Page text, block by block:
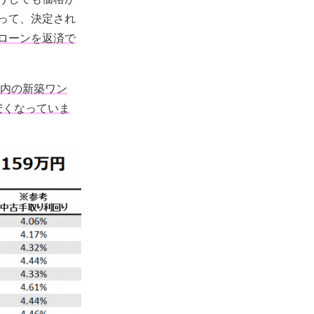
て、決定され
ーンを返済で
の新築ワン
なっていま